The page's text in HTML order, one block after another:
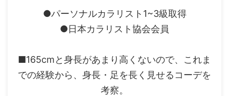
●パーソナルカラリスト1~3級取得
●日本カラリスト協会会員
■165cmと身長があまり高くないので、これま
での経験から、身長・足を長く見せるコーデを
考察。